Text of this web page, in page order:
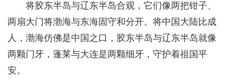
将胶东半岛与辽东半岛合观，它们像两把钳子、
两扇大门将渤海与东海固守和分开。将中国大陆比成
人，渤海仿佛是中国之口，胶东半岛与辽东半岛就像
两颗门牙，蓬莱与大连是两颗细牙，守护着祖国平
安。